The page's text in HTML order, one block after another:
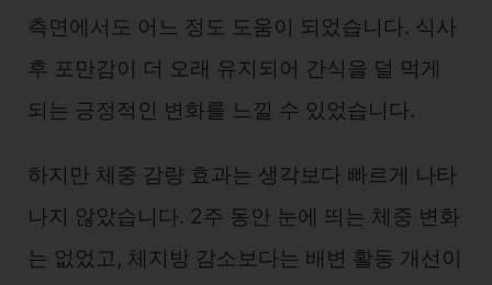
측면에서도 어느 정도 도움이 되었습니다. 식사
후 포만감이 더 오래 유지되어 간식을 덜 먹게
되는 긍정적인 변화를 느낄 수 있었습니다.
하지만 체중 감량 효과는 생각보다 빠르게 나타
나지 않았습니다. 2주 동안 눈에 띄는 체중 변화
는 없었고, 체지방 감소보다는 배변 활동 개선이